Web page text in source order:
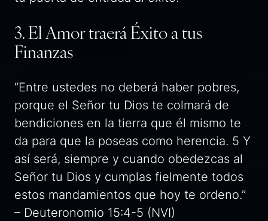
3. El Amor traerá Éxito a tus
Finanzas
“Entre ustedes no deberá haber pobres,
porque el Señor tu Dios te colmará de
bendiciones en la tierra que él mismo te
da para que la poseas como herencia. 5 Y
así será, siempre y cuando obedezcas al
Señor tu Dios y cumplas fielmente todos
estos mandamientos que hoy te ordeno.”
– Deuteronomio 15:4-5 (NVI)